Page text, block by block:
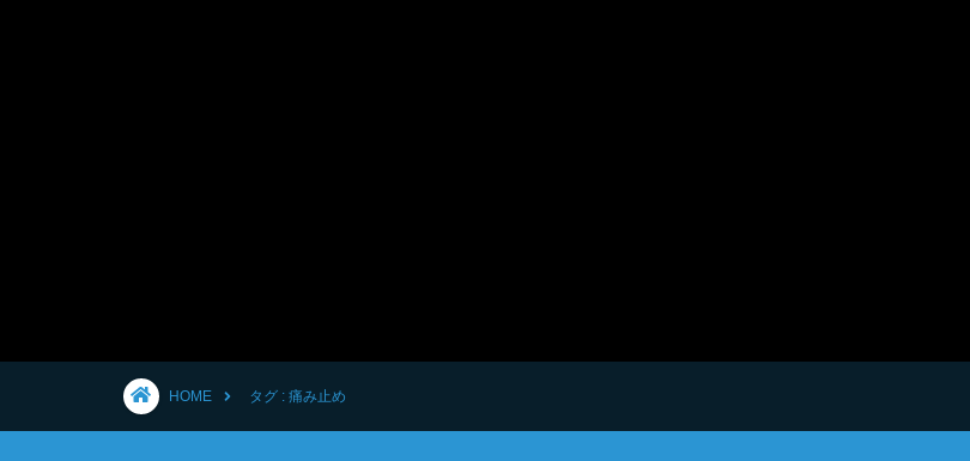
HOME タグ : 痛み止め